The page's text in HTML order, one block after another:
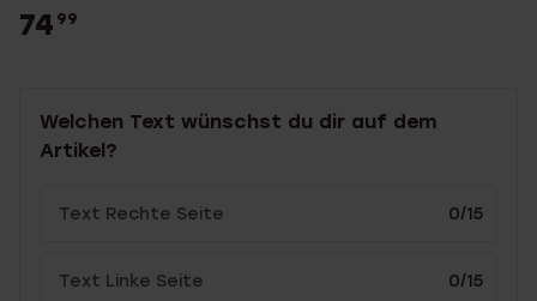
74 99
Welchen Text wünschst du dir auf dem
Artikel?
0/15
0/15